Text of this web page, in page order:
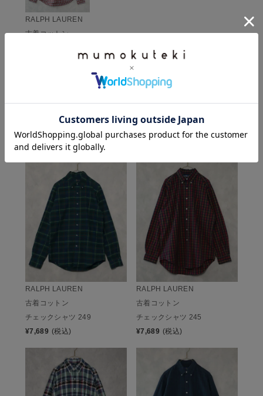
RALPH LAUREN
古着コットン
CHECKED ITEM
この商品を見た人は、こちらもチェックしています
RALPH LAUREN
古着コットン
チェックシャツ 249
¥7,689 (税込)
RALPH LAUREN
古着コットン
チェックシャツ 245
¥7,689 (税込)